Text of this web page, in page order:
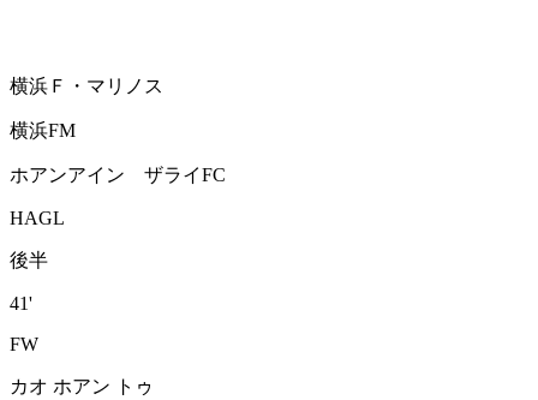
横浜Ｆ・マリノス
横浜FM
ホアンアイン ザライFC
HAGL
後半
41'
FW
カオ ホアン トゥ